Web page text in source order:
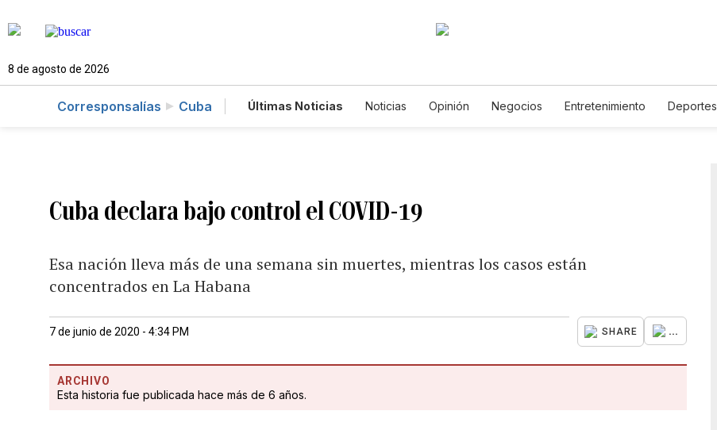
8 de agosto de 2026
Corresponsalías Cuba Últimas Noticias Noticias Opinión Negocios Entretenimiento Deportes
Cuba declara bajo control el COVID-19
Esa nación lleva más de una semana sin muertes, mientras los casos están
concentrados en La Habana
7 de junio de 2020 - 4:34 PM SHARE ...
ARCHIVO
Esta historia fue publicada hace más de 6 años.